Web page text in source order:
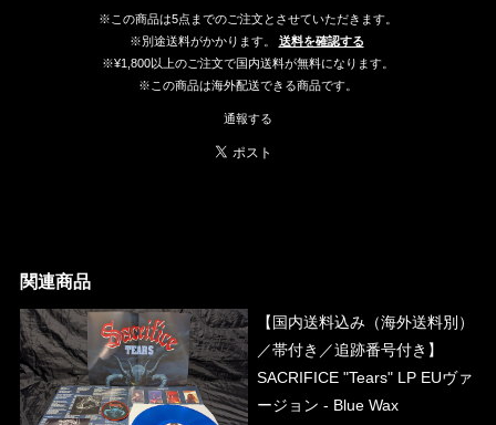
※この商品は5点までのご注文とさせていただきます。
※別途送料がかかります。
送料を確認する
※¥1,800以上のご注文で国内送料が無料になります。
※この商品は海外配送できる商品です。
通報する
関連商品
【国内送料込み（海外送料別）
／帯付き／追跡番号付き】
SACRIFICE "Tears" LP EUヴァ
ージョン - Blue Wax